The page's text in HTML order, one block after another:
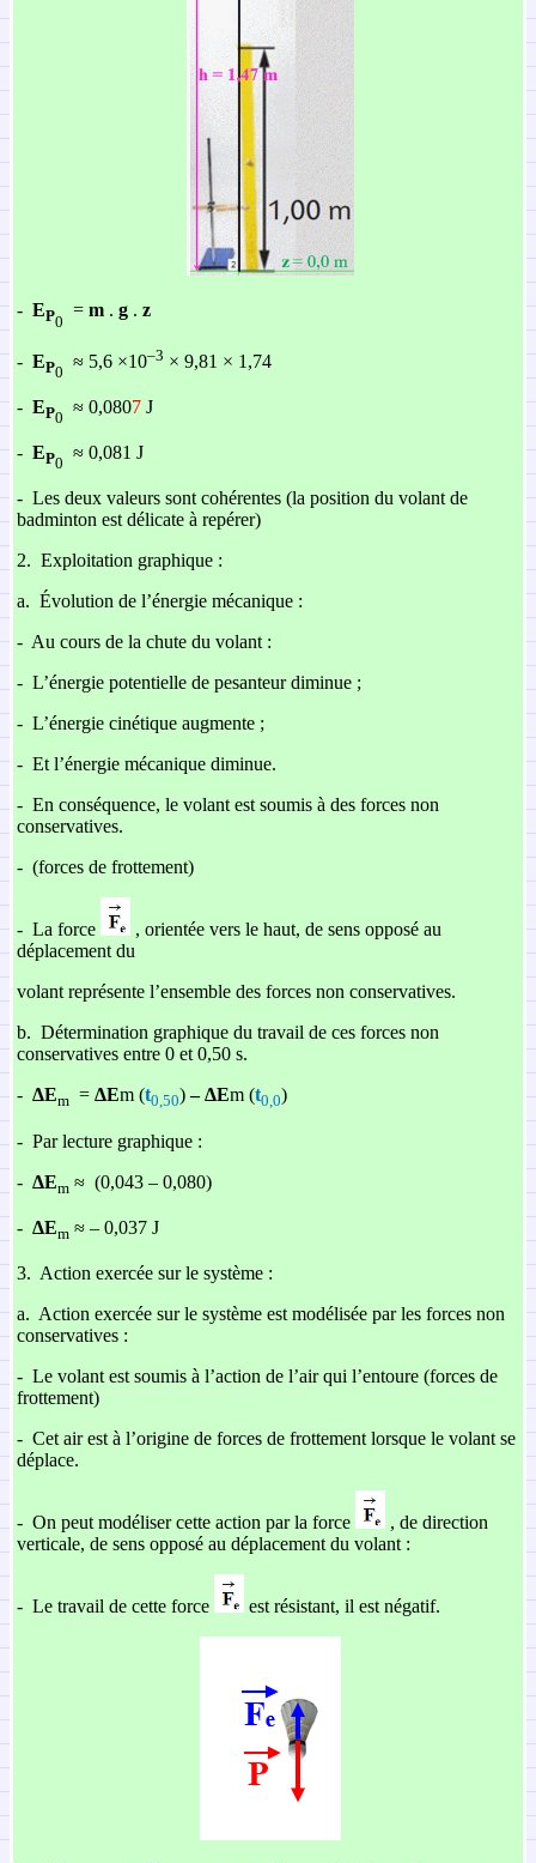
- EP0
= m . g . z
- EP0
≈ 5,6 ×10–3 × 9,81 × 1,74
- EP0
≈ 0,0807 J
- EP0
≈ 0,081 J
- Les deux valeurs sont cohérentes (la position du volant de
badminton est délicate à repérer)
2. Exploitation graphique :
a. Évolution de l’énergie mécanique :
- Au cours de la chute du volant :
- L’énergie potentielle de pesanteur diminue ;
- L’énergie cinétique augmente ;
- Et l’énergie mécanique diminue.
- En conséquence, le volant est soumis à des forces non
conservatives.
- (forces de frottement)
- La force
, orientée vers le haut, de sens opposé au
déplacement du
volant représente l’ensemble des forces non conservatives.
b. Détermination graphique du travail de ces forces non
conservatives entre 0 et 0,50 s.
- ΔEm = ΔEm (t0,50)– ΔEm (t0,0)
- Par lecture graphique :
- ΔEm ≈ (0,043 – 0,080)
- ΔEm ≈ – 0,037 J
3. Action exercée sur le système :
a. Action exercée sur le système est modélisée par les forces non
conservatives :
- Le volant est soumis à l’action de l’air qui l’entoure (forces de
frottement)
- Cet air est à l’origine de forces de frottement lorsque le volant se
déplace.
- On peut modéliser cette action par la force
, de direction
verticale, de sens opposé au déplacement du volant :
- Le travail de cette force est résistant, il est négatif.